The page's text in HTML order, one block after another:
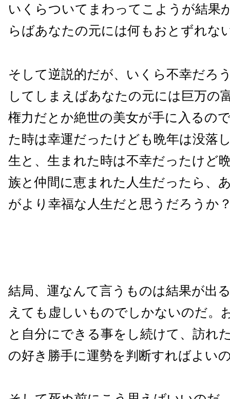
いくらついてまわってこようが結果
らばあなたの元には何もおとずれな
そして逆説的だが、いくら不幸だろ
してしまえばあなたの元には巨万の
権力だとか絶世の美女が手に入るの
た時は幸運だったけども晩年は没落
生と、生まれた時は不幸だったけど
族と仲間に恵まれた人生だったら、
がより幸福な人生だと思うだろうか
結局、運なんて言うものは結果が出
えても虚しいものでしかないのだ。
と自分にできる事をし続けて、訪れ
の好き勝手に運勢を判断すればよい